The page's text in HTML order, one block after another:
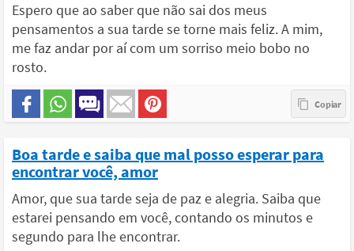
Espero que ao saber que não sai dos meus
pensamentos a sua tarde se torne mais feliz. A mim,
me faz andar por aí com um sorriso meio bobo no
rosto.
Boa tarde e saiba que mal posso esperar para
encontrar você, amor
Amor, que sua tarde seja de paz e alegria. Saiba que
estarei pensando em você, contando os minutos e
segundo para lhe encontrar.